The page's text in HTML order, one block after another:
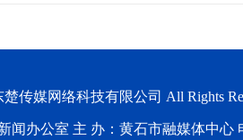
传媒网络科技有限公司 All Rights
办公室 主 办：黄石市融媒体中心